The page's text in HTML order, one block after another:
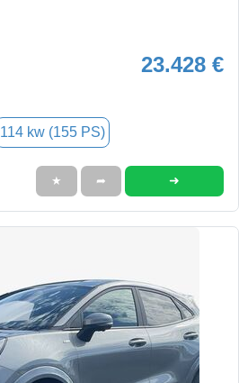
23.428 €
114 kw (155 PS)
★ ➦ ➜